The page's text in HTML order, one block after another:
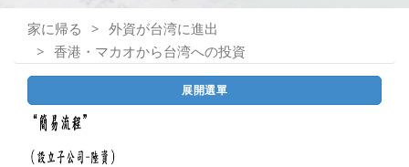
家に帰る
外資が台湾に進出
香港・マカオから台湾への投資
展開選單